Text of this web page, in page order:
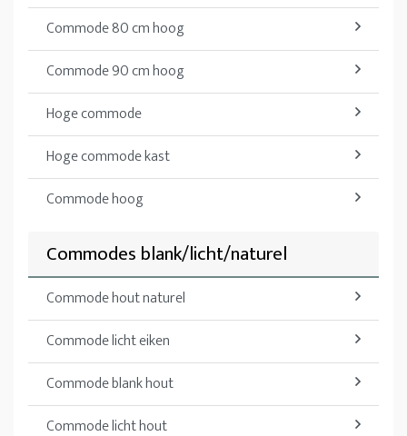
Commode 80 cm hoog
Commode 90 cm hoog
Hoge commode
Hoge commode kast
Commode hoog
Commodes blank/licht/naturel
Commode hout naturel
Commode licht eiken
Commode blank hout
Commode licht hout